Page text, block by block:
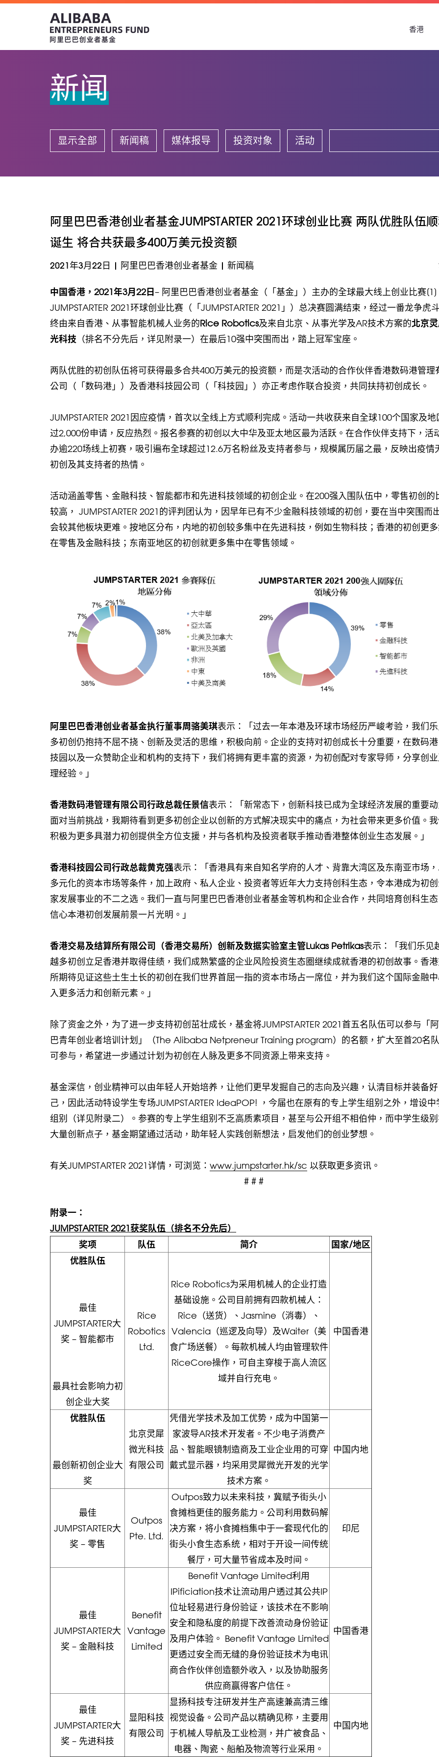
香港
新闻
显示全部 新闻稿 媒体报导 投资对象 活动
阿里巴巴香港创业者基金JUMPSTARTER 2021环球创业比赛 两队优胜队伍
诞生 将合共获最多400万美元投资额
2021年3月22日 | 阿里巴巴香港创业者基金 | 新闻稿
中国香港，2021年3月22日 – 阿里巴巴香港创业者基金（「基金」）主办的全球最大线上创业比赛[1]
JUMPSTARTER 2021环球创业比赛（「JUMPSTARTER 2021」）总决赛圆满结束，经过一番龙争虎
终由来自香港、从事智能机械人业务的Rice Robotics及来自北京、从事光学及AR技术方案的北京
光科技 （排名不分先后，详见附录一）在最后10强中突围而出，踏上冠军宝座。
两队优胜的初创队伍将可获得最多合共400万美元的投资额，而是次活动的合作伙伴香港数码港管理
公司（「数码港」）及香港科技园公司（「科技园」）亦正考虑作联合投资，共同扶持初创成长。
JUMPSTARTER 2021因应疫情，首次以全线上方式顺利完成。活动一共收获来自全球100个国家及地
过2,000份申请，反应热烈。报名参赛的初创以大中华及亚太地区最为活跃。在合作伙伴支持下，活
办逾220场线上初赛，吸引遍布全球超过12.6万名粉丝及支持者参与，规模属历届之最，反映出疫情
初创及其支持者的热情。
活动涵盖零售、金融科技、智能都市和先进科技领域的初创企业。在200强入围队伍中，零售初创的
较高， JUMPSTARTER 2021的评判团认为，因早年已有不少金融科技领域的初创，要在当中突围而
会较其他板块更难。按地区分布，内地的初创较多集中在先进科技，例如生物科技；香港的初创更
在零售及金融科技；东南亚地区的初创就更多集中在零售领域。
阿里巴巴香港创业者基金执行董事周骆美琪表示：「过去一年本港及环球市场经历严峻考验，我们
多初创仍抱持不屈不挠、创新及灵活的思维，积极向前。企业的支持对初创成长十分重要，在数码
技园以及一众赞助企业和机构的支持下，我们将拥有更丰富的资源，为初创配对专家导师，分享创
理经验。」
香港数码港管理有限公司行政总裁任景信表示：「新常态下，创新科技已成为全球经济发展的重要动
面对当前挑战，我期待看到更多初创企业以创新的方式解决现实中的痛点，为社会带来更多价值。
积极为更多具潜力初创提供全方位支援，并与各机构及投资者联手推动香港整体创业生态发展。」
香港科技园公司行政总裁黄克强表示：「香港具有来自知名学府的人才、背靠大湾区及东南亚市场
多元化的资本市场等条件，加上政府、私人企业、投资者等近年大力支持创科生态，令本港成为初
家发展事业的不二之选。我们一直与阿里巴巴香港创业者基金等机构和企业合作，共同培育创科生
信心本港初创发展前景一片光明。」
香港交易及结算所有限公司（香港交易所）创新及数据实验室主管Lukas Petrikas表示：「我们乐见
越多初创立足香港并取得佳绩，我们成熟繁盛的企业风险投资生态圈继续成就香港的初创故事。香
所期待见证这些土生土长的初创在我们世界首屈一指的资本市场占一席位，并为我们这个国际金融
入更多活力和创新元素。」
除了资金之外，为了进一步支持初创茁壮成长，基金将JUMPSTARTER 2021首五名队伍可以参与「
巴青年创业者培训计划」（The Alibaba Netpreneur Training program）的名额，扩大至首20名
可参与，希望进一步通过计划为初创在人脉及更多不同资源上带来支持。
基金深信，创业精神可以由年轻人开始培养，让他们更早发掘自己的志向及兴趣，认清目标并装备好
己，因此活动特设学生专场JUMPSTARTER IdeaPOP! ，今届也在原有的专上学生组别之外，增设中
组别（详见附录二）。参赛的专上学生组别不乏高质素项目，甚至与公开组不相伯仲，而中学生级
大量创新点子，基金期望通过活动，助年轻人实践创新想法，启发他们的创业梦想。
有关JUMPSTARTER 2021详情，可浏览： www.jumpstarter.hk/sc 以获取更多资讯。
# # #
附录一：
JUMPSTARTER 2021获奖队伍（排名不分先后）
奖项
队伍 简介
国家/地区
优胜队伍
最佳
JUMPSTARTER大
奖 – 智能都市
最具社会影响力初
创企业大奖
Rice
Robotics
Ltd.
Rice Robotics为采用机械人的企业打造
基础设施。公司目前拥有四款机械人：
Rice（送货）、Jasmine（消毒）、
Valencia（巡逻及向导）及Waiter（美
食广场送餐）。每款机械人均由管理软件
RiceCore操作，可自主穿梭于高人流区
域并自行充电。
中国香港
优胜队伍
最创新初创企业大
奖
北京灵犀
微光科技
有限公司
凭借光学技术及加工优势，成为中国第一
家波导AR技术开发者。不少电子消费产
品、智能眼镜制造商及工业企业用的可穿
戴式显示器，均采用灵犀微光开发的光学
技术方案。
中国内地
最佳
JUMPSTARTER大
奖 – 零售
Outpos
Pte. Ltd.
Outpos致力以未来科技，冀赋予街头小
食摊档更佳的服务能力。公司利用数码解
决方案，将小食摊档集中于一套现代化的
街头小食生态系统，相对于开设一间传统
餐厅，可大量节省成本及时间。
印尼
最佳
JUMPSTARTER大
奖 – 金融科技
Benefit
Vantage
Limited
Benefit Vantage Limited利用
IPificiation技术让流动用户透过其公共IP
位址轻易进行身份验证，该技术在不影响
安全和隐私度的前提下改善流动身份验证
及用户体验。 Benefit Vantage Limited
更透过安全而无缝的身份验证技术为电讯
商合作伙伴创造额外收入，以及协助服务
供应商赢得客户信任。
中国香港
最佳
JUMPSTARTER大
奖 – 先进科技
显阳科技
有限公司
显扬科技专注研发并生产高速兼高清三维
视觉设备。公司产品以精确见称，主要用
于机械人导航及工业检测，并广被食品、
电器、陶瓷、船舶及物流等行业采用。
中国内地